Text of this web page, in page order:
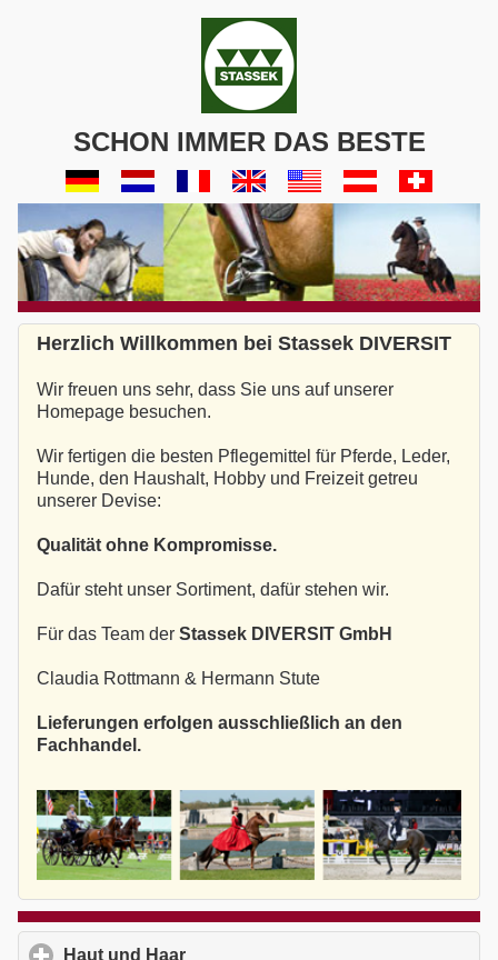
SCHON IMMER DAS BESTE
Herzlich Willkommen bei Stassek DIVERSIT
Wir freuen uns sehr, dass Sie uns auf unserer
Homepage besuchen.
Wir fertigen die besten Pflegemittel für Pferde, Leder,
Hunde, den Haushalt, Hobby und Freizeit getreu
unserer Devise:
Qualität ohne Kompromisse.
Dafür steht unser Sortiment, dafür stehen wir.
Für das Team der Stassek DIVERSIT GmbH
Claudia Rottmann & Hermann Stute
Lieferungen erfolgen ausschließlich an den
Fachhandel.
Haut und Haar